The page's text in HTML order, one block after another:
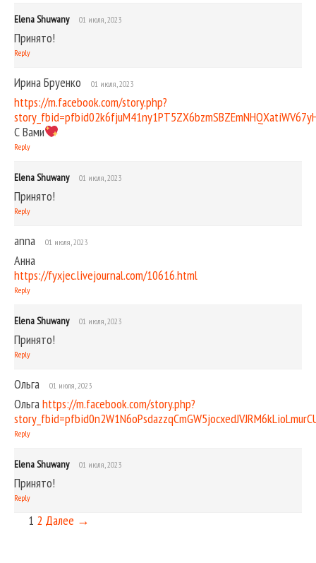
Elena Shuwany 01 июля, 2023
Принято!
Reply
Ирина Бруенко 01 июля, 2023
https://m.facebook.com/story.php?
С Вами
Reply
Elena Shuwany 01 июля, 2023
Принято!
Reply
anna 01 июля, 2023
Анна
https://fyxjec.livejournal.com/10616.html
Reply
Elena Shuwany 01 июля, 2023
Принято!
Reply
Ольга 01 июля, 2023
Ольгаhttps://m.facebook.com/story.php?
Reply
Elena Shuwany 01 июля, 2023
Принято!
Reply
1 2 Далее →